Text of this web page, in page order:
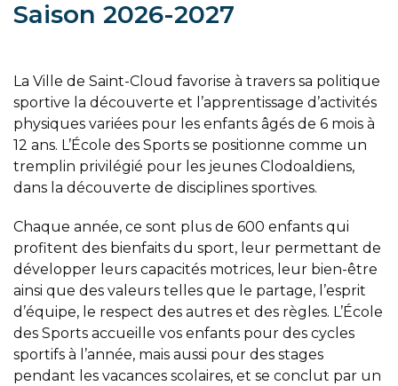
Saison 2026-2027
La Ville de Saint-Cloud favorise à travers sa politique
sportive la découverte et l’apprentissage d’activités
physiques variées pour les enfants âgés de 6 mois à
12 ans. L’École des Sports se positionne comme un
tremplin privilégié pour les jeunes Clodoaldiens,
dans la découverte de disciplines sportives.
Chaque année, ce sont plus de 600 enfants qui
profitent des bienfaits du sport, leur permettant de
développer leurs capacités motrices, leur bien-être
ainsi que des valeurs telles que le partage, l’esprit
d’équipe, le respect des autres et des règles. L’École
des Sports accueille vos enfants pour des cycles
sportifs à l’année, mais aussi pour des stages
pendant les vacances scolaires, et se conclut par un